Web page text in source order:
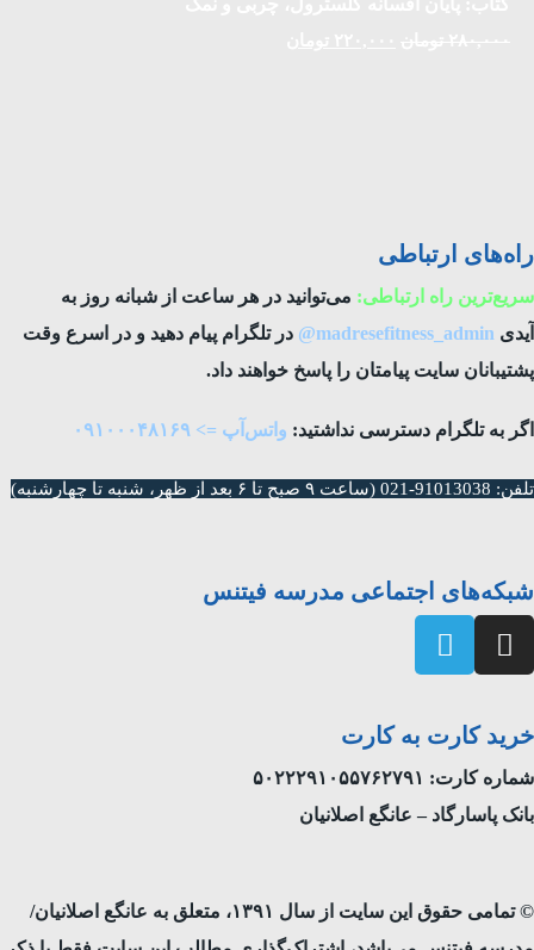
راه‌های ارتباطی
سریع‌ترین راه ارتباطی: می‌توانید در هر ساعت از شبانه روز به
آیدی madresefitness_admin
@ در تلگرام پیام دهید و در اسرع وقت
پشتیبانان سایت پیامتان را پاسخ خواهند داد.
اگر به تلگرام دسترسی نداشتید: واتس‌آپ => ۰۹۱۰۰۰۴۸۱۶۹
تلفن: 91013038-021 (ساعت ۹ صبح تا ۶ بعد از ظهر، شنبه تا چهار‌شنبه)
شبکه‌های اجتماعی مدرسه فیتنس
خرید کارت به کارت
شماره کارت: ۵۰۲۲۲۹۱۰۵۵۷۶۲۷۹۱
بانک پاسارگاد – عانگع اصلانیان
© تمامی حقوق این سایت از سال ۱۳۹۱، متعلق به عانگع اصلانیان/